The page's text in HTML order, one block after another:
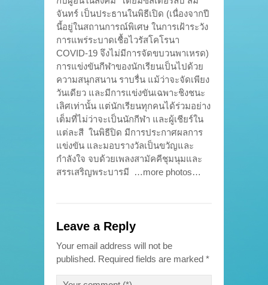
จันทร์ เป็นประธานในพิธีเปิด (เนื่องจากปี
นี้อยู่ในสถานการณ์พิเศษ ในการเฝ้าระวัง
การแพร่ระบาดเชื้อไวรัสโคโรนา
COVID-19 จึงไม่มีการจัดขบวนพาเหรด)
การแข่งขันกีฬาของนักเรียนเป็นไปด้วย
ความสนุกสนาน ราบรื่น แม้ว่าจะจัดเพียง
วันเดียว และมีการแข่งขันเฉพาะชิงชนะ
เลิศเท่านั้น แต่นักเรียนทุกคนได้ร่วมอย่าง
เต็มที่ไม่ว่าจะเป็นนักกีฬา และผู้เชียร์ใน
แต่ละสี ในพิธีปิด มีการประกาศผลการ
แข่งขัน และมอบรางวัลเป็นขวัญและ
กำลังใจ จบด้วยเพลงสามัคคีชุมนุมและ
สรรเสริญพระบารมี …more photos…
Leave a Reply
Your email address will not be
published. Required fields are marked *